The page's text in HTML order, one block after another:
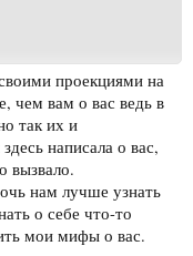
проекциями на
чем вам о вас ведь в
так их и
написала о вас,
вызвало.
нам лучше узнать
о себе что-то
мои мифы о вас.